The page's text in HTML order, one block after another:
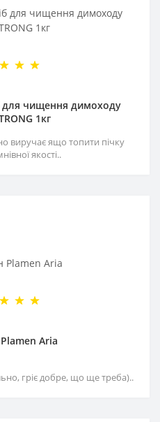
для чищення димоходу
1кг
виручає ящо топити пічку
якості..
Aria
гріє добре, що ще треба)..